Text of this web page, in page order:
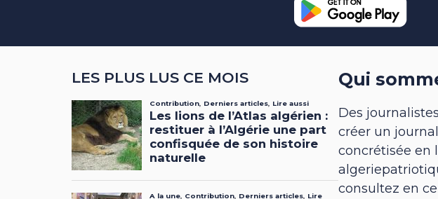
LES PLUS LUS CE MOIS Qui
Des
créer un
concrétisée en
consultez en